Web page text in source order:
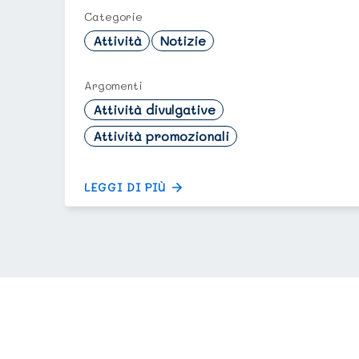
Categorie
Attività Notizie
Argomenti
Attività divulgative
Attività promozionali
LEGGI DI PIÙ